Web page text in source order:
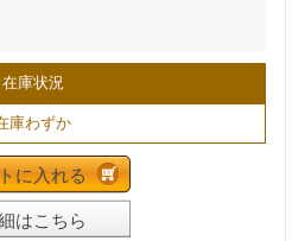
在庫状況
庫わずか
に入れる
はこちら